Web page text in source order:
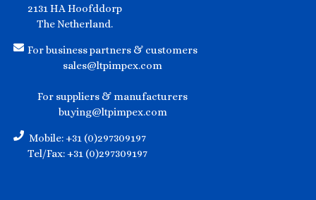
2131 HA Hoofddorp
The Netherland.
For business partners & customers
sales@ltpimpex.com
For suppliers & manufacturers
buying@ltpimpex.com
Mobile: +31 (0)297309197
Tel/Fax: +31 (0)297309197